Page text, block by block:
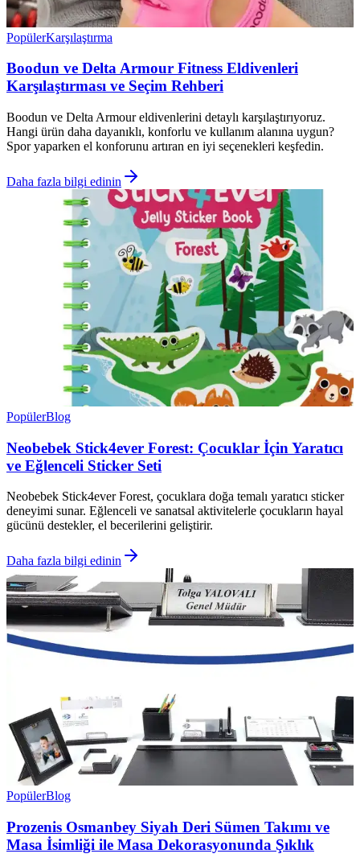
PopülerKarşılaştırma
Boodun ve Delta Armour Fitness Eldivenleri
Karşılaştırması ve Seçim Rehberi
Boodun ve Delta Armour eldivenlerini detaylı karşılaştırıyoruz.
Hangi ürün daha dayanıklı, konforlu ve kullanım alanına uygun?
Spor yaparken el konforunu artıran en iyi seçenekleri keşfedin.
Daha fazla bilgi edinin
PopülerBlog
Neobebek Stick4ever Forest: Çocuklar İçin Yaratıcı
ve Eğlenceli Sticker Seti
Neobebek Stick4ever Forest, çocuklara doğa temalı yaratıcı sticker
deneyimi sunar. Eğlenceli ve sanatsal aktivitelerle çocukların hayal
gücünü destekler, el becerilerini geliştirir.
Daha fazla bilgi edinin
PopülerBlog
Prozenis Osmanbey Siyah Deri Sümen Takımı ve
Masa İsimliği ile Masa Dekorasyonunda Şıklık